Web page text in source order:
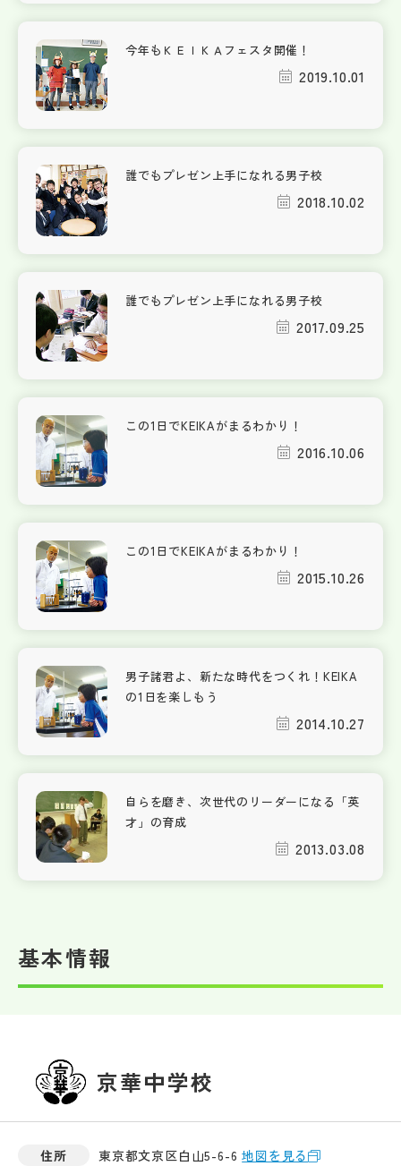
今年もＫＥＩＫＡフェスタ開催！
2019.10.01
誰でもプレゼン上手になれる男子校
2018.10.02
誰でもプレゼン上手になれる男子校
2017.09.25
この1日でKEIKAがまるわかり！
2016.10.06
この1日でKEIKAがまるわかり！
2015.10.26
男子諸君よ、新たな時代をつくれ！KEIKA
の1日を楽しもう
2014.10.27
自らを磨き、次世代のリーダーになる「英
才」の育成
2013.03.08
基本情報
京華中学校
住所 東京都文京区白山5-6-6地図を見る